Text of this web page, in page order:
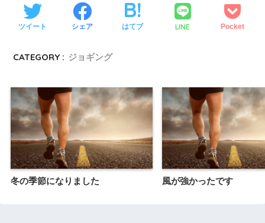
ツイート シェア はてブ LINE Pocket
CATEGORY : ジョギング
冬の季節になりました 風が強かったです